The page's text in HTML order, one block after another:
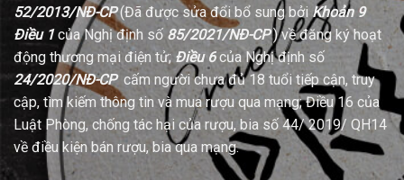
52/2013/NĐ-CP(Đã được sửa đổi bổ sung bởi Khoản 9
Điều 1của Nghị định số 85/2021/NĐ-CP) về đăng ký hoạt
động thương mại điện tử; Điều 6của Nghị định số
24/2020/NĐ-CPcấm người chưa đủ 18 tuổi tiếp cận, truy
cập, tìm kiếm thông tin và mua rượu qua mạng; Điều 16 của
Luật Phòng, chống tác hại của rượu, bia số 44/ 2019/ QH14
về điều kiện bán rượu, bia qua mạng.